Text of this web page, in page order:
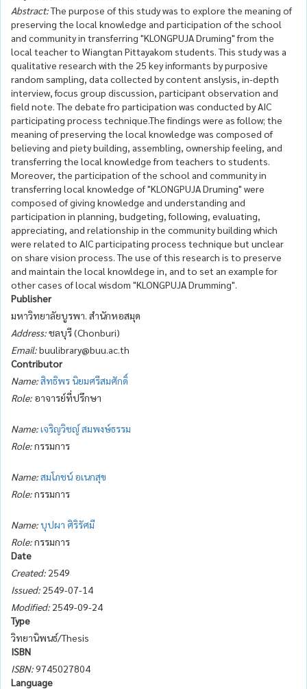
Abstract:The purpose of this study was to explore the meaning of
preserving the local knowledge and participation of the school
and community in transferring "KLONGPUJA Druming" from the
local teacher to Wiangtan Pittayakom students. This study was a
qualitative research with the 25 key informants by purposive
random sampling, data collected by content anslysis, in-depth
interview, focus group discussion, participant observation and
field note. The debate fro participation was conducted by AIC
participating process technique.The findings were as follow; the
meaning of preserving the local knowledge was composed of
believing and piety building, assembling, ownership feeling, and
transferring the local knowledge from teachers to students.
Moreover, the participation of the school and community in
transferring local knowledge of "KLONGPUJA Druming" were
composed of giving knowledge and understanding and
participation in planning, budgeting, following, evaluating,
appreciating, and relationship in the community building which
were related to AIC participating process technique but unclear
on share vision process. The use of this research is to preserve
and maintain the local knowldege in, and to set an example for
other cases of local wisdom "KLONGPUJA Drumming".
Publisher
มหาวิทยาลัยบูรพา. สำนักหอสมุด
Address:ชลบุรี (Chonburi)
Email:buulibrary@buu.ac.th
Contributor
Name:สิทธิพร นิยมศรีสมศักดิ์
Role: อาจารย์ที่ปรึกษา
Name:เจริญวิชญ์ สมพงษ์ธรรม
Role:กรรมการ
Name:สมโภชน์ อเนกสุข
Role:กรรมการ
Name:บุปผา ศิริรัศมี
Role:กรรมการ
Date
Created: 2549
Issued: 2549-07-14
Modified: 2549-09-24
Type
วิทยานิพนธ์/Thesis
ISBN
ISBN:9745027804
Language